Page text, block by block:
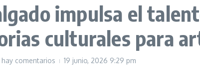
impulsa el
culturales para
hay comentarios 19 junio, 2026 9:29 pm